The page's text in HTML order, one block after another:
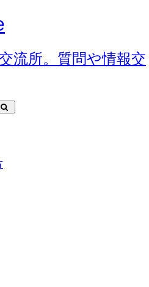
流所。質問や情報交